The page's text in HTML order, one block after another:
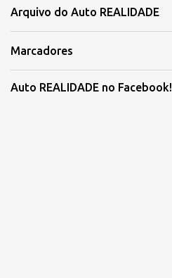
Arquivo do Auto REALIDADE
Marcadores
Auto REALIDADE no Facebook!